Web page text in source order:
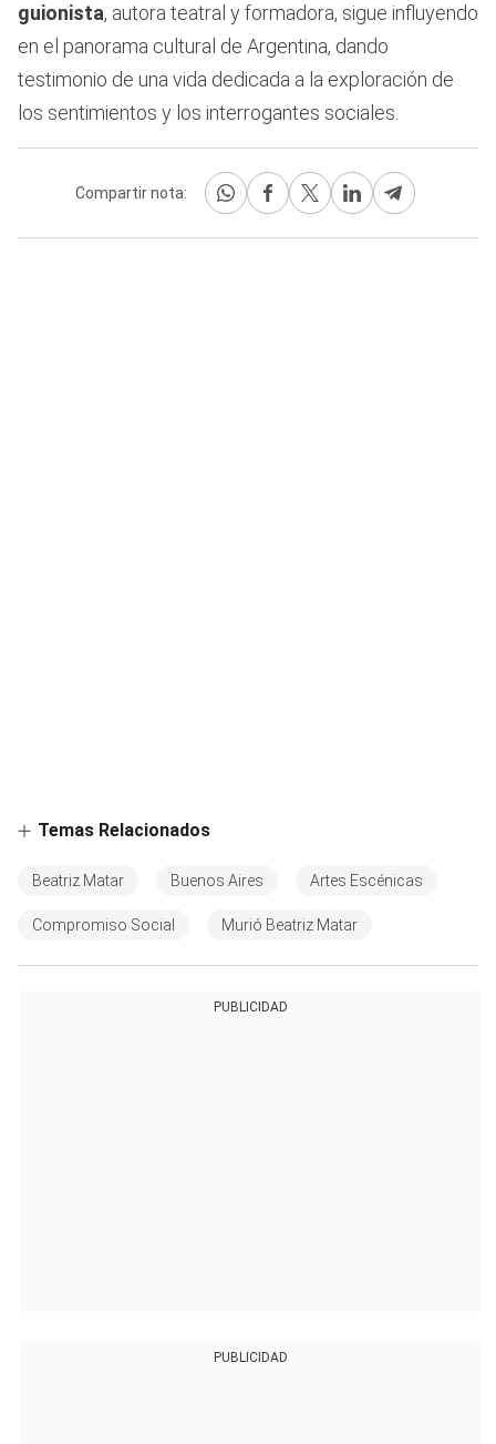
guionista, autora teatral y formadora, sigue influyendo
en el panorama cultural de Argentina, dando
testimonio de una vida dedicada a la exploración de
los sentimientos y los interrogantes sociales.
Compartir nota:
Temas Relacionados
Beatriz Matar Buenos Aires Artes Escénicas
Compromiso Social Murió Beatriz Matar
PUBLICIDAD
PUBLICIDAD